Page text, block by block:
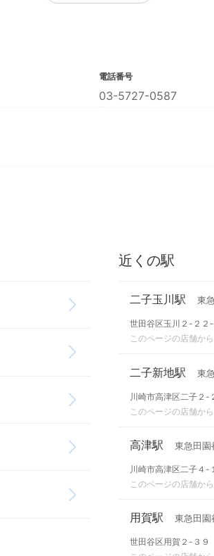
電話番号
03-5727-0587
近くの駅
二子玉川駅 東
世田谷区玉川２-２２-
このページの店舗か
二子新地駅 東
川崎市高津区二子２-
このページの店舗か
高津駅 東急田園
川崎市高津区二子４-
このページの店舗か
用賀駅 東急田園
世田谷区用賀２-３９